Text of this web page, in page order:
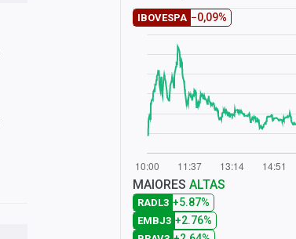
IBOVESPA −0,09%
MAIORES ALTAS
RADL3 +5.87%
EMBJ3 +2.76%